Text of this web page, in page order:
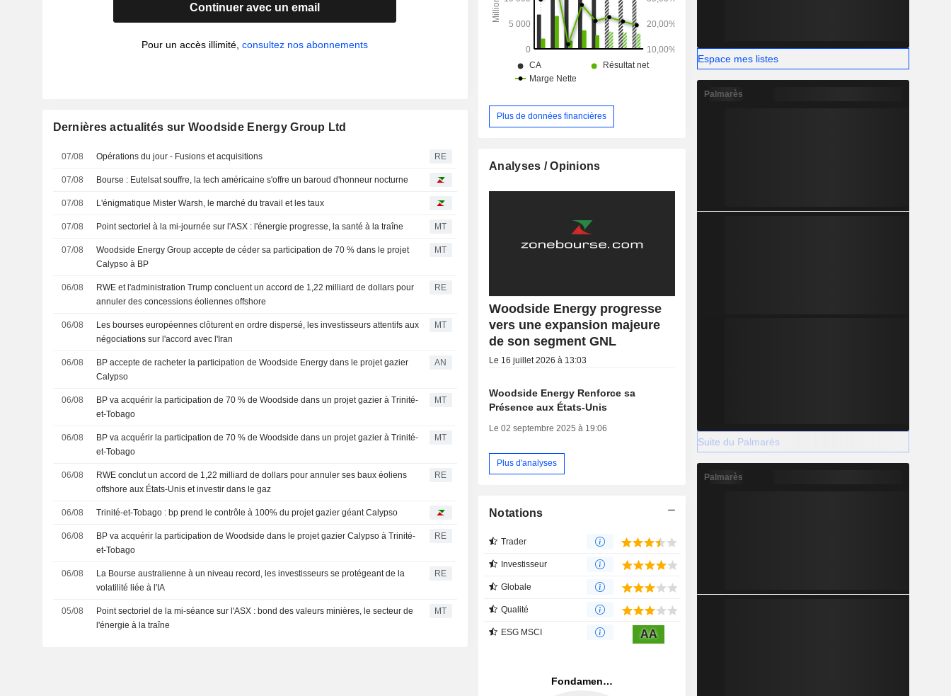
Continuer avec un email
Pour un accès illimité,consultez nos abonnements
Dernières actualités sur Woodside Energy Group Ltd
07/08 Opérations du jour - Fusions et acquisitions RE
07/08 Bourse : Eutelsat souffre, la tech américaine s'offre un baroud d'honneur nocturne
07/08 L'énigmatique Mister Warsh, le marché du travail et les taux
07/08 Point sectoriel à la mi-journée sur l'ASX : l'énergie progresse, la santé à la traîne MT
07/08
Woodside Energy Group accepte de céder sa participation de 70 % dans le projet
Calypso à BP
MT
06/08
RWE et l'administration Trump concluent un accord de 1,22 milliard de dollars pour
annuler des concessions éoliennes offshore
RE
06/08
Les bourses européennes clôturent en ordre dispersé, les investisseurs attentifs aux
négociations sur l'accord avec l'Iran
MT
06/08
BP accepte de racheter la participation de Woodside Energy dans le projet gazier
Calypso
AN
06/08
BP va acquérir la participation de 70 % de Woodside dans un projet gazier à Trinité-
et-Tobago
MT
06/08
BP va acquérir la participation de 70 % de Woodside dans un projet gazier à Trinité-
et-Tobago
MT
06/08
RWE conclut un accord de 1,22 milliard de dollars pour annuler ses baux éoliens
offshore aux États-Unis et investir dans le gaz
RE
06/08 Trinité-et-Tobago : bp prend le contrôle à 100% du projet gazier géant Calypso
06/08
BP va acquérir la participation de Woodside dans le projet gazier Calypso à Trinité-
et-Tobago
RE
06/08
La Bourse australienne à un niveau record, les investisseurs se protégeant de la
volatilité liée à l'IA
RE
05/08
Point sectoriel de la mi-séance sur l'ASX : bond des valeurs minières, le secteur de
l'énergie à la traîne
MT
Dakar.
Plus de données financières
Analyses / Opinions
Woodside Energy progresse
vers une expansion majeure
de son segment GNL
Le 16 juillet 2026 à 13:03
Woodside Energy Renforce sa
Présence aux États-Unis
Le 02 septembre 2025 à 19:06
Plus d'analyses
Notations
Trader
Investisseur
Globale
Qualité
ESG MSCI AA
Espace mes listes
Palmarès
Suite du Palmarès
Palmarès